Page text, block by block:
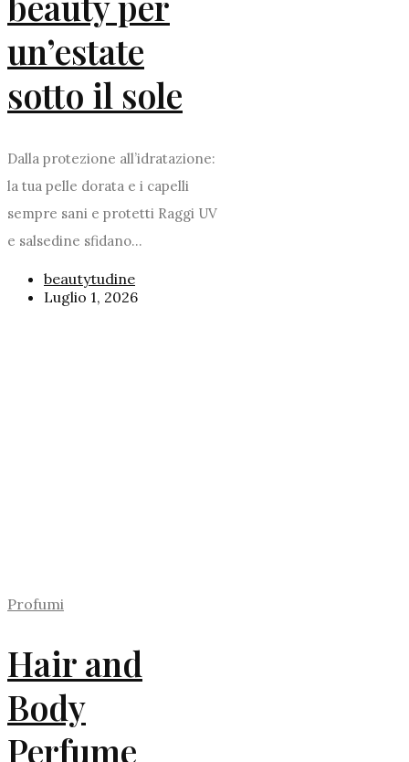
un’estate
sotto il sole
Dalla protezione all’idratazione:
la tua pelle dorata e i capelli
sempre sani e protetti Raggi UV
e salsedine sfidano...
beautytudine
Luglio 1, 2026
Profumi
Hair and
Body
Perfume